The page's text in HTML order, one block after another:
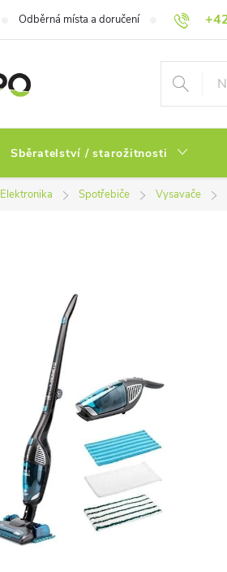
Odběrná místa a doručení Hodnocení
Sběratelství / starožitnosti
Elektronika Spotřebiče Vysavače